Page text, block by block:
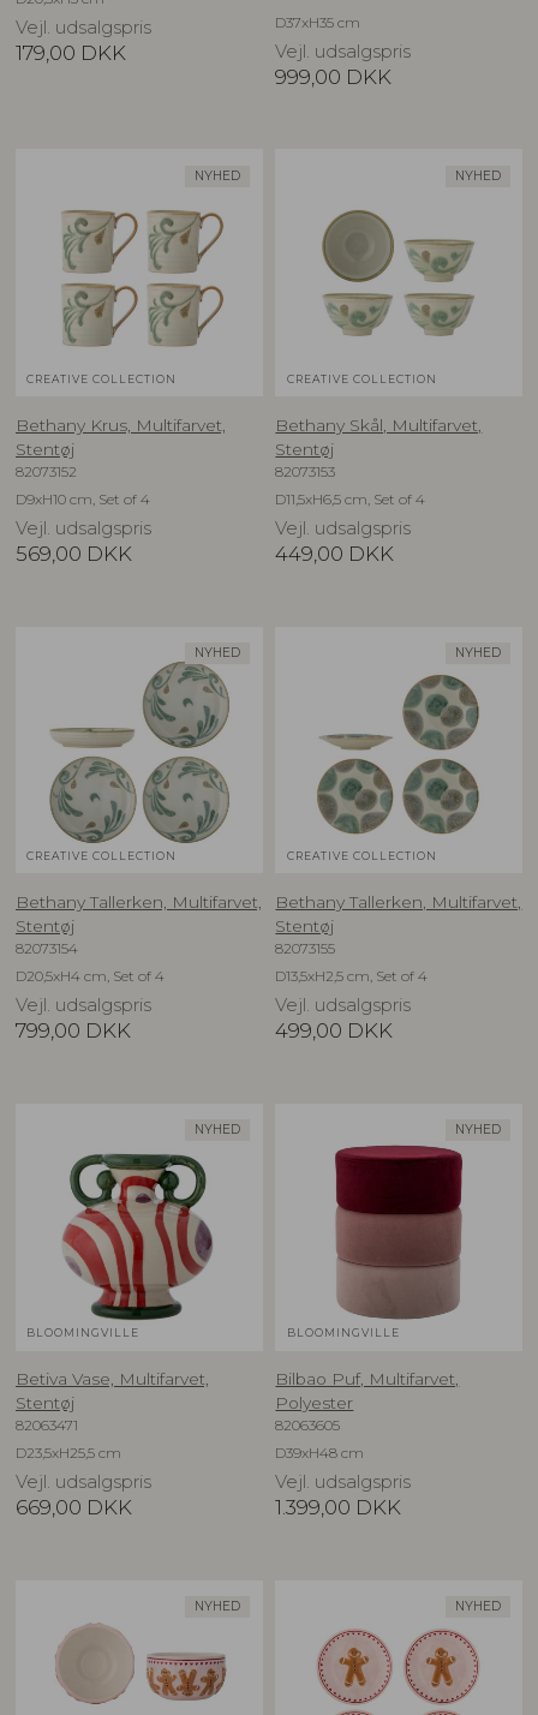
Vejl. udsalgspris
179,00 DKK
D37xH35 cm
Vejl. udsalgspris
999,00 DKK
NYHED
CREATIVE COLLECTION
Bethany Krus, Multifarvet,
Stentøj
82073152
D9xH10 cm, Set of 4
Vejl. udsalgspris
569,00 DKK
NYHED
CREATIVE COLLECTION
Bethany Skål, Multifarvet,
Stentøj
82073153
D11,5xH6,5 cm, Set of 4
Vejl. udsalgspris
449,00 DKK
NYHED
CREATIVE COLLECTION
Bethany Tallerken, Multifarvet,
Stentøj
82073154
D20,5xH4 cm, Set of 4
Vejl. udsalgspris
799,00 DKK
NYHED
CREATIVE COLLECTION
Bethany Tallerken, Multifarvet,
Stentøj
82073155
D13,5xH2,5 cm, Set of 4
Vejl. udsalgspris
499,00 DKK
NYHED
BLOOMINGVILLE
Betiva Vase, Multifarvet,
Stentøj
82063471
D23,5xH25,5 cm
Vejl. udsalgspris
669,00 DKK
NYHED
BLOOMINGVILLE
Bilbao Puf, Multifarvet,
Polyester
82063605
D39xH48 cm
Vejl. udsalgspris
1.399,00 DKK
NYHED NYHED